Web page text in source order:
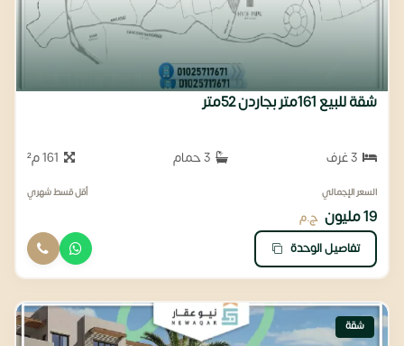
شقة للبيع 161متر بجاردن 52متر
السعر الإجمالي
19 مليون ج.م
أقل قسط شهري
تفاصيل الوحدة
شقة